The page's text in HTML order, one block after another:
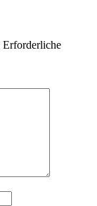
Erforderliche